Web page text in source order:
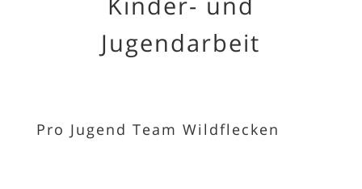
Jugendarbeit
Pro Jugend Team Wildflecken